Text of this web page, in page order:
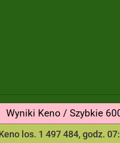
Wyniki Keno / Szybkie
los. 1 497 484, godz.